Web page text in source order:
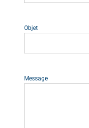
Objet
Message